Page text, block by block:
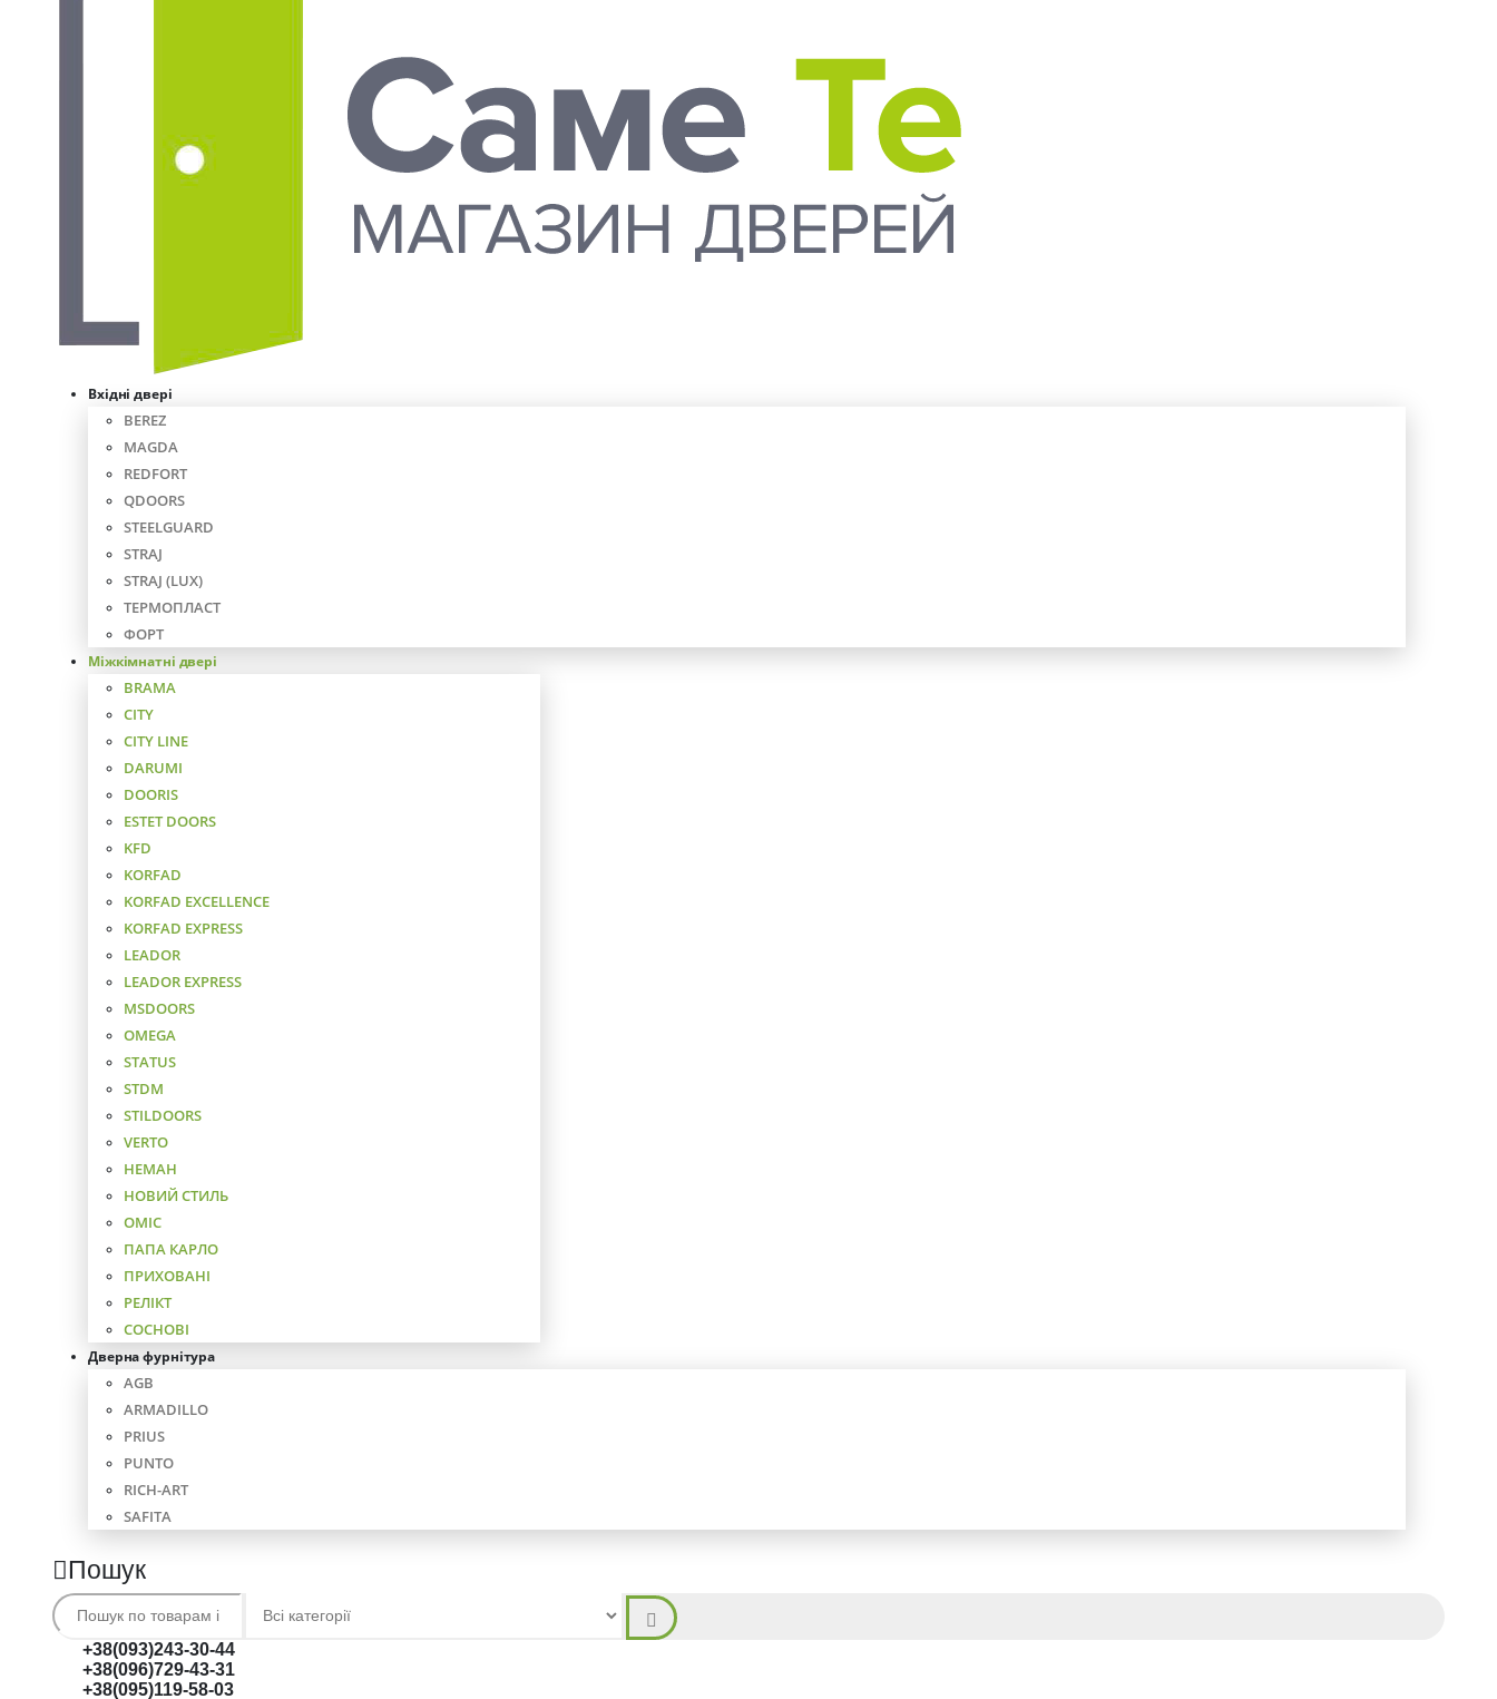
Вхідні двері
BEREZ
MAGDA
REDFORT
QDOORS
STEELGUARD
STRAJ
STRAJ (LUX)
ТЕРМОПЛАСТ
ФОРТ
Міжкімнатні двері
BRAMA
CITY
CITY LINE
DARUMI
DOORIS
ESTET DOORS
KFD
KORFAD
KORFAD EXCELLENCE
KORFAD EXPRESS
LEADOR
LEADOR EXPRESS
MSDOORS
OMEGA
STATUS
STDM
STILDOORS
VERTO
НЕМАН
НОВИЙ СТИЛЬ
ОМІС
ПАПА КАРЛО
ПРИХОВАНІ
РЕЛІКТ
СОСНОВІ
Дверна фурнітура
AGB
ARMADILLO
PRIUS
PUNTO
RICH-ART
SAFITA
Пошук
+38(093)243-30-44
+38(096)729-43-31
+38(095)119-58-03